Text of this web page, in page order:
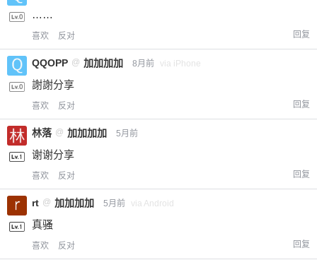
……
喜欢 反对 回复
QQOPP @ 加加加加 8月前 via iPhone
謝謝分享
喜欢 反对 回复
林落 @ 加加加加 5月前
谢谢分享
喜欢 反对 回复
rt @ 加加加加 5月前 via Android
真骚
喜欢 反对 回复